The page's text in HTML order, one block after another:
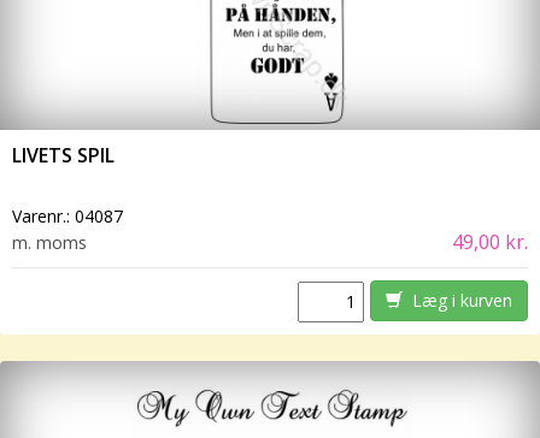
LIVETS SPIL
Varenr.: 04087
m. moms
49,00 kr.
Læg i kurven